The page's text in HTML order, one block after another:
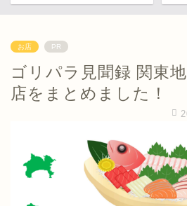
お店 PR
ゴリパラ見聞録 関東
店をまとめました！